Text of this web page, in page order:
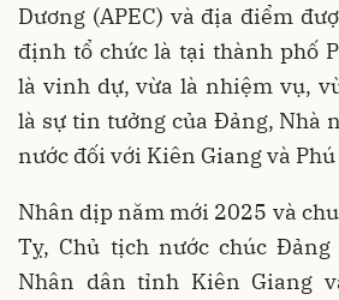
Dương (APEC) và địa điểm
định tổ chức là tại thành phố
là vinh dự, vừa là nhiệm vụ,
là sự tin tưởng của Đảng, Nhà
nước đối với Kiên Giang và Phú
Nhân dịp năm mới 2025 và
Tỵ, Chủ tịch nước chúc
Nhân dân tỉnh Kiên Giang